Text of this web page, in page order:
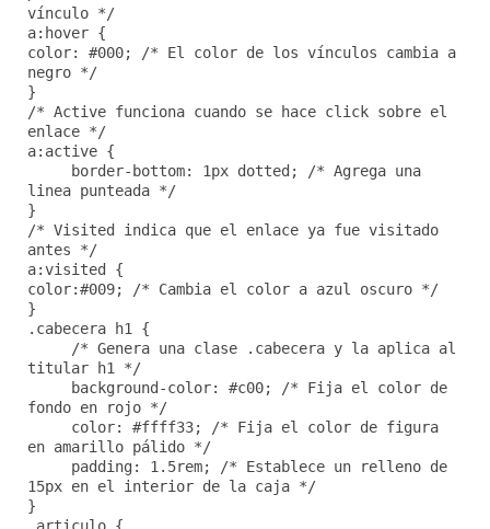
vínculo */
a:hover {
color: #000; /* El color de los vínculos cambia a
negro */
}
/* Active funciona cuando se hace click sobre el
enlace */
a:active {
border-bottom: 1px dotted; /* Agrega una
linea punteada */
}
/* Visited indica que el enlace ya fue visitado
antes */
a:visited {
color:#009; /* Cambia el color a azul oscuro */
}
.cabecera h1 {
/* Genera una clase .cabecera y la aplica al
titular h1 */
background-color: #c00; /* Fija el color de
fondo en rojo */
color: #ffff33; /* Fija el color de figura
en amarillo pálido */
padding: 1.5rem; /* Establece un relleno de
15px en el interior de la caja */
}